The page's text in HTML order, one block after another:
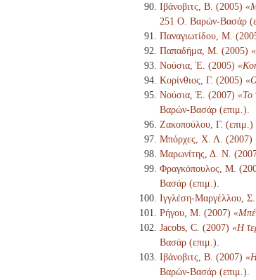
Ιβάνοβιτς, Β. (2005)
251 Ο. Βαρών-Βασάρ
Παναγιωτίδου, Μ.
Παπαδήμα, Μ. (2005)
Νούσια, Έ. (2005)
Κορίνθιος, Γ. (2005)
Νούσια, Έ. (2007) «Το
Βαρών-Βασάρ (επιμ.).
Ζακοπούλου, Γ. (επιμ.)
Μπόρχες, Χ. Λ. (2007)
Μαρωνίτης, Δ. Ν.
Φραγκόπουλος, Μ.
Βασάρ (επιμ.).
Ιγγλέση-Μαργέλλου,
Ρήγου, Μ. (2007)
Jacobs, C. (2007) «Η
Βασάρ (επιμ.).
Ιβάνοβιτς, Β. (2007)
Βαρών-Βασάρ (επιμ.).